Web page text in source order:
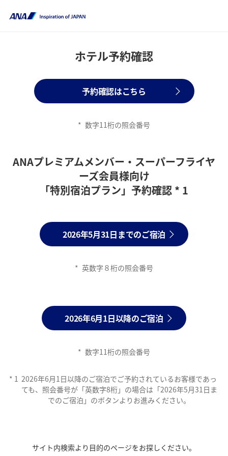
ホテル予約確認
予約確認はこちら
* 数字11桁の照会番号
ANAプレミアムメンバー・スーパーフライヤ
ーズ会員様向け
「特別宿泊プラン」予約確認 * 1
2026年5月31日までのご宿泊
* 英数字８桁の照会番号
2026年6月1日以降のご宿泊
* 数字11桁の照会番号
* 1 2026年6月1日以降のご宿泊でご予約されているお客様であっ
ても、照会番号が「英数字8桁」の場合は「2026年5月31日ま
でのご宿泊」のボタンよりお進みください。
サイト内検索より目的のページをお探しください。